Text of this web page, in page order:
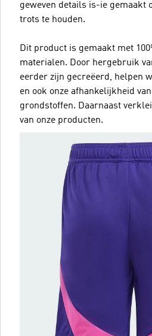
geweven details is-ie gemaakt
trots te houden.
Dit product is gemaakt met
materialen. Door hergebruik
eerder zijn gecreëerd, helpen
en ook onze afhankelijkheid
grondstoffen. Daarnaast
van onze producten.